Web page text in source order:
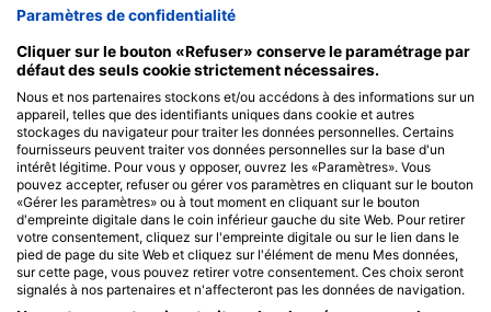
Paramètres de confidentialité
Cliquer sur le bouton «Refuser» conserve le paramétrage par
défaut des seuls cookie strictement nécessaires.
Nous et nos partenaires stockons et/ou accédons à des informations sur un
appareil, telles que des identifiants uniques dans cookie et autres
stockages du navigateur pour traiter les données personnelles. Certains
fournisseurs peuvent traiter vos données personnelles sur la base d'un
intérêt légitime. Pour vous y opposer, ouvrez les «Paramètres». Vous
pouvez accepter, refuser ou gérer vos paramètres en cliquant sur le bouton
«Gérer les paramètres» ou à tout moment en cliquant sur le bouton
d'empreinte digitale dans le coin inférieur gauche du site Web. Pour retirer
votre consentement, cliquez sur l'empreinte digitale ou sur le lien dans le
pied de page du site Web et cliquez sur l'élément de menu Mes données,
sur cette page, vous pouvez retirer votre consentement. Ces choix seront
signalés à nos partenaires et n'affecteront pas les données de navigation.